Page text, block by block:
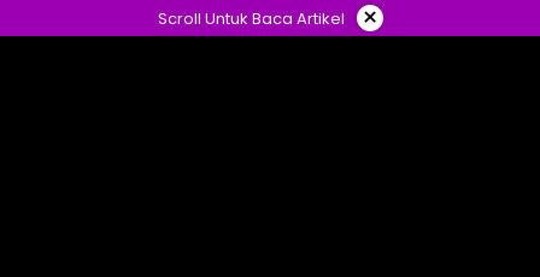
ke
Scroll Untuk Baca Artikel ×